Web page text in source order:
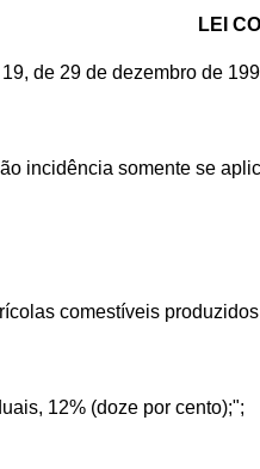
LEI
de 29 de dezembro de
incidência somente se
comestíveis
12% (doze por cento);";